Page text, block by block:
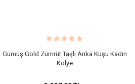
Gümüş Gold Zümrüt Taşlı Anka Kuşu Kadın
Kolye